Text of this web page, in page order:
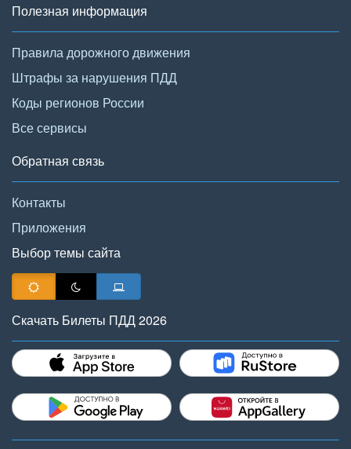
Полезная информация
Правила дорожного движения
Штрафы за нарушения ПДД
Коды регионов России
Все сервисы
Обратная связь
Контакты
Приложения
Выбор темы сайта
Скачать Билеты ПДД 2026